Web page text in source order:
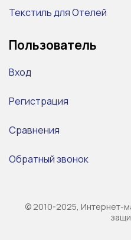
Текстиль для Отелей
Пользователь
Вход
Регистрация
Сравнения
Обратный звонок
© 2010-2025, Интернет-